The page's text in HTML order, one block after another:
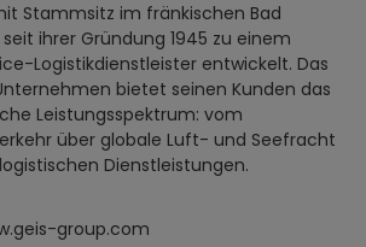
Stammsitz im fränkischen Bad
ihrer Gründung 1945 zu einem
Logistikdienstleister entwickelt. Das
bietet seinen Kunden das
Leistungsspektrum: vom
über globale Luft- und Seefracht
Dienstleistungen.
group.com